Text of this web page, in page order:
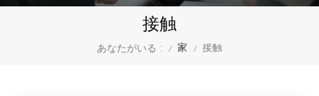
接触
あなたがいる : / 家 / 接触